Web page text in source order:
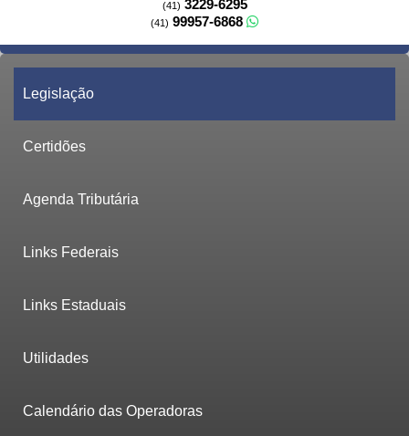
(41) 3229-6295
(41) 99957-6868
Legislação
Certidões
Agenda Tributária
Links Federais
Links Estaduais
Utilidades
Calendário das Operadoras